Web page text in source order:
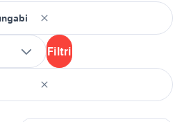
Filtri